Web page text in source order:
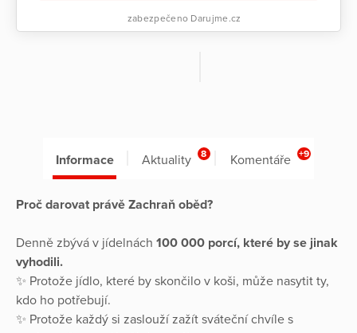
zabezpečeno Darujme.cz
Informace Aktuality 8 Komentáře +9
Proč darovat právě Zachraň oběd?
Denně zbývá v jídelnách 100 000 porcí, které by se jinak
vyhodili.
✨ Protože jídlo, které by skončilo v koši, může nasytit ty,
kdo ho potřebují.
✨ Protože každý si zaslouží zažít sváteční chvíle s